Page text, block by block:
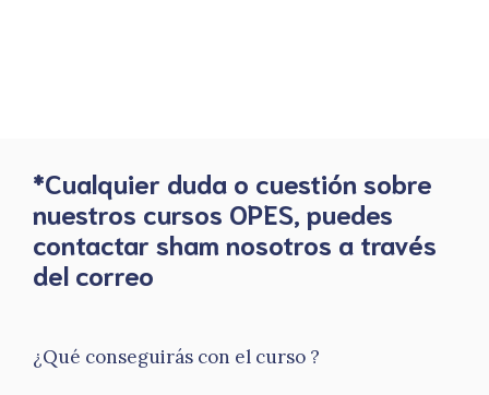
*Cualquier duda o cuestión sobre
nuestros cursos OPES, puedes
contactar sham nosotros a través
del correo
¿Qué conseguirás con el curso ?